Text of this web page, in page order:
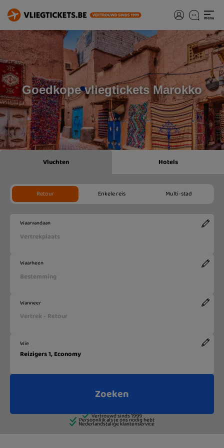
Goedkope vliegtickets Marokko